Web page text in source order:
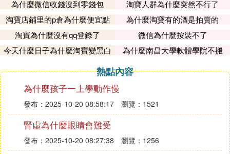
的備份數據，重新在一台格式化過的蘋果手機中恢復
微信聊天記錄數據。然而這種辦法看似簡單，卻需要
有雲端的備份數據，並且能夠擁有另外一部格式化過
的蘋果設備，操作過程較為復雜繁瑣；
安卓手機在電腦端登陸自己的微信之後，保證手機以
及電腦處於同一網路之下，點擊電腦端微信的「更
多」，看到「備份與恢復」，選擇備份聊天記錄到電
腦/手機，即可備份微信聊天記錄。這種方法只建立
在手機端有過備份數據的情況下，如果手機端沒有備
份數據的情況，這種辦法不能完全恢復微信聊天記
為什麼微信收錢沒到零錢包
淘寶人群為什麼突然不行了
淘寶店鋪里的p倉為什麼便宜點
為什麼淘寶有的酒是拍賣的
淘寶為什麼沒有qq登錄了
微信為什麼按裝不了
今天什麼日子為什麼淘寶變黑白
為什麼南昌大學軟體學院不搬
熱點內容
為什麼孩子一上學動作慢
發布：2025-10-20 08:58:17 瀏覽：1521
腎虛為什麼眼睛會難受
發布：2025-10-20 08:27:38 瀏覽：1256